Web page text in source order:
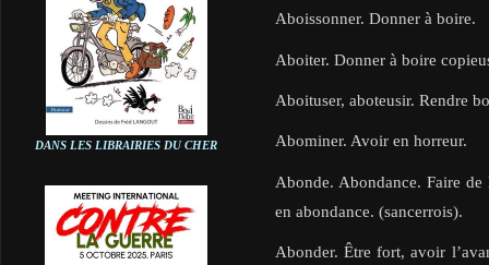
DANS LES LIBRAIRIES DU CHER
Aboissonner. Donner à boire.
Aboiter. Donner à boire
Aboituser, aboteusir. Rendre
Abominer. Avoir en horreur.
Abonde. Abondance. Faire
en abondance. (sancerrois).
Abonder. Être fort, avoir